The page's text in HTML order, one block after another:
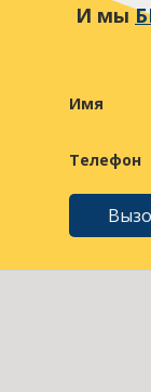
И мы
Имя
Телефон